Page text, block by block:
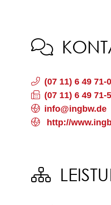
(07 11) 6 49 71-0
(07 11) 6 49 71-
info@ingbw.de
http://